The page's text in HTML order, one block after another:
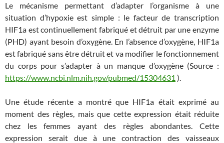
Le mécanisme permettant d’adapter l’organisme à une
situation d’hypoxie est simple : le facteur de transcription
HIF1a est continuellement fabriqué et détruit par une enzyme
(PHD) ayant besoin d’oxygène. En l’absence d’oxygène, HIF1a
est fabriqué sans être détruit et va modifier le fonctionnement
du corps pour s’adapter à un manque d’oxygène (Source :
https://www.ncbi.nlm.nih.gov/pubmed/15304631 ).
Une étude récente a montré que HIF1a était exprimé au
moment des règles, mais que cette expression était réduite
chez les femmes ayant des règles abondantes. Cette
expression serait due à une contraction des vaisseaux